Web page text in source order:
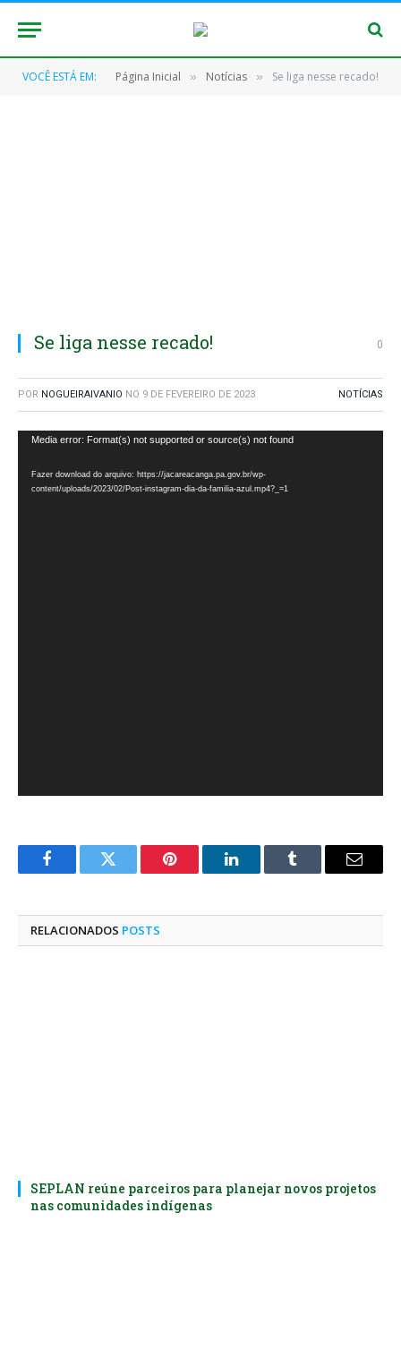
VOCÊ ESTÁ EM: Página Inicial » Notícias » Se liga nesse recado!
Se liga nesse recado! 0
POR NOGUEIRAIVANIO NO 9 DE FEVEREIRO DE 2023 NOTÍCIAS
Tocador
vídeo
Media error: Format(s) not supported or source(s) not found
Fazer download do arquivo: https://jacareacanga.pa.gov.br/wp-
content/uploads/2023/02/Post-instagram-dia-da-familia-azul.mp4?_=1
FacebookTwitter Pinterest O
Tumblr
E-
RELACIONADOS POSTS
SEPLAN reúne parceiros para planejar novos projetos
nas comunidades indígenas